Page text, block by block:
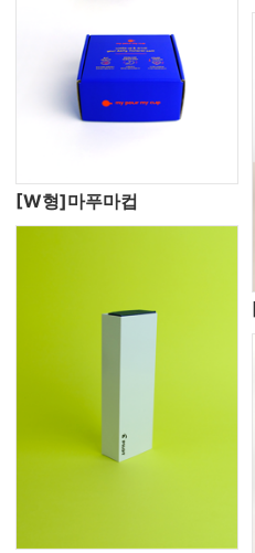
[W형]마푸마컵